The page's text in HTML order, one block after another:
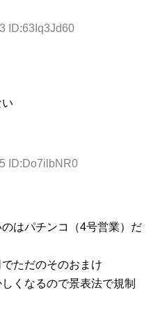
ID:63Iq3Jd60
ID:Do7ilbNR0
はパチンコ（4号営業）だ
ただのそのおまけ
くなるので景表法で規制